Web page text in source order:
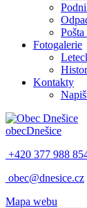
Fotogalerie
Kontakty
obecDnešice
+420 377 988
obec@dnesice.cz
Mapa webu